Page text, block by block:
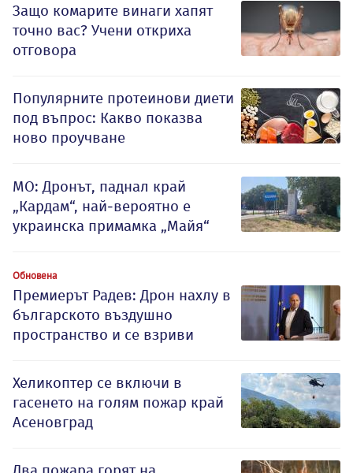
Защо комарите винаги хапят
точно вас? Учени откриха
отговора
Популярните протеинови диети
под въпрос: Какво показва
ново проучване
МО: Дронът, паднал край
„Кардам“, най-вероятно е
украинска примамка „Майя“
Обновена
Премиерът Радев: Дрон нахлу в
българското въздушно
пространство и се взриви
Хеликоптер се включи в
гасенето на голям пожар край
Асеновград